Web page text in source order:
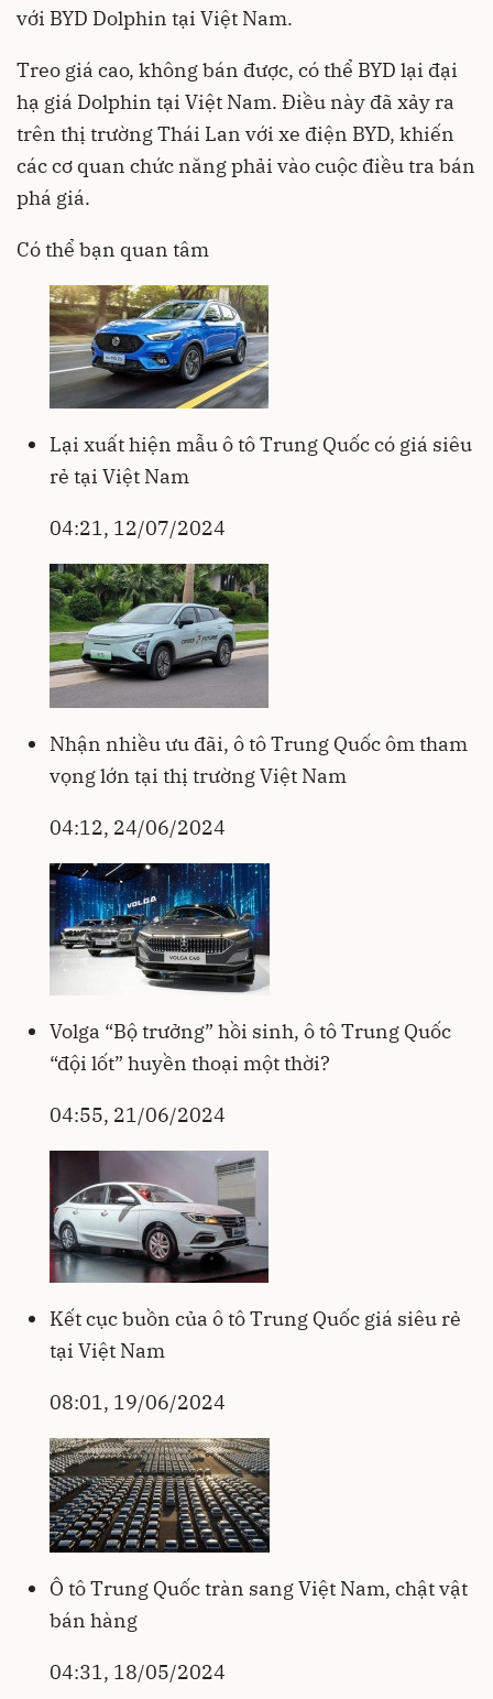
với BYD Dolphin tại Việt Nam.
Treo giá cao, không bán được, có thể BYD lại đại
hạ giá Dolphin tại Việt Nam. Điều này đã xảy ra
trên thị trường Thái Lan với xe điện BYD, khiến
các cơ quan chức năng phải vào cuộc điều tra bán
phá giá.
Có thể bạn quan tâm
Lại xuất hiện mẫu ô tô Trung Quốc có giá siêu
rẻ tại Việt Nam
04:21, 12/07/2024
Nhận nhiều ưu đãi, ô tô Trung Quốc ôm tham
vọng lớn tại thị trường Việt Nam
04:12, 24/06/2024
Volga “Bộ trưởng” hồi sinh, ô tô Trung Quốc
“đội lốt” huyền thoại một thời?
04:55, 21/06/2024
Kết cục buồn của ô tô Trung Quốc giá siêu rẻ
tại Việt Nam
08:01, 19/06/2024
Ô tô Trung Quốc tràn sang Việt Nam, chật vật
bán hàng
04:31, 18/05/2024